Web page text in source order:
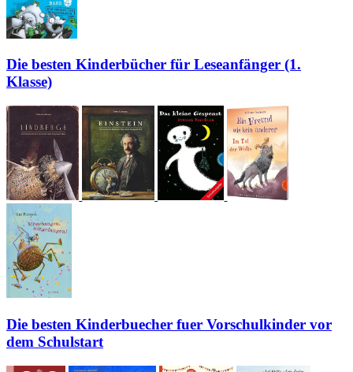
Die besten Kinderbücher für Leseanfänger (1.
Klasse)
Die besten Kinderbuecher fuer Vorschulkinder vor
dem Schulstart